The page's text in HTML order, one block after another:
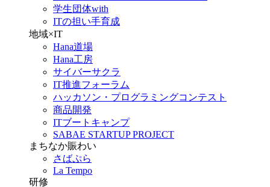
学生団体with
ITの担い手育成
地域×IT
Hana道場
Hana工房
サイバーサクラ
IT推進フォーラム
ハッカソン・プログラミングコンテスト
商品開発
ITブートキャンプ
SABAE STARTUP PROJECT
まちなか賑わい
さばぷら
La Tempo
研修